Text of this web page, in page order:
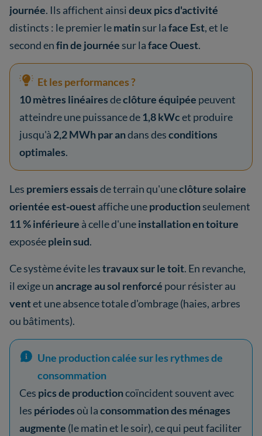
journée. Ils affichent ainsideux pics d'activité
distincts : le premier lematinsur laface Est, et le
second enfin de journée sur laface Ouest.
Et les performances ?
10 mètres linéairesdeclôture équipée peuvent
atteindre une puissance de1,8 kWcet produire
jusqu'à 2,2 MWh par andans desconditions
optimales.
Les premiers essaisde terrain qu'uneclôture solaire
orientée est-ouestaffiche uneproductionseulement
11 % inférieure à celle d'uneinstallation en toiture
exposéeplein sud.
Ce système évite lestravaux sur le toit. En revanche,
il exige unancrage au sol renforcé pour résister au
ventet une absence totale d'ombrage (haies, arbres
ou bâtiments).
Une production calée sur les rythmes de
consommation
Ces pics de productioncoïncident souvent avec
les périodesoù laconsommation des ménages
augmente (le matin et le soir), ce qui peut faciliter